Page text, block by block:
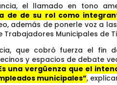
el llamado en tono
de de su rol como
además de ponerle voz a
Trabajadores Municipales de
que cobró fuerza el fin
y espacios de debate
una vergüenza que el
municipales”,